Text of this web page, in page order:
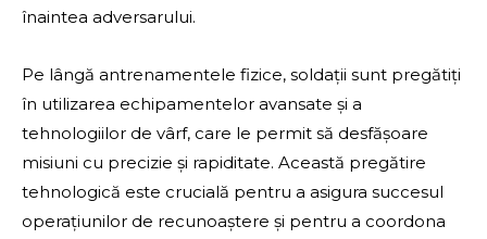
înaintea adversarului.
Pe lângă antrenamentele fizice, soldații sunt pregătiți
în utilizarea echipamentelor avansate și a
tehnologiilor de vârf, care le permit să desfășoare
misiuni cu precizie și rapiditate. Această pregătire
tehnologică este crucială pentru a asigura succesul
operațiunilor de recunoaștere și pentru a coordona